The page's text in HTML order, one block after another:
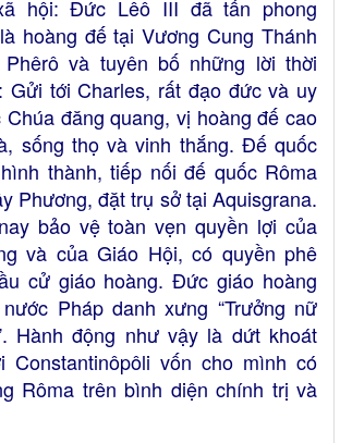
hội: Đức Lêô III đã tấn phong
hoàng đế tại Vương Cung Thánh
và tuyên bố những lời thời
Gửi tới Charles, rất đạo đức và uy
đăng quang, vị hoàng đế cao
sống thọ và vinh thắng. Đế quốc
hình thành, tiếp nối đế quốc Rôma
Phương, đặt trụ sở tại Aquisgrana.
bảo vệ toàn vẹn quyền lợi của
và của Giáo Hội, có quyền phê
cử giáo hoàng. Đức giáo hoàng
Pháp danh xưng “Trưởng nữ
Hành động như vậy là dứt khoát
Constantinôpôli vốn cho mình có
Rôma trên bình diện chính trị và